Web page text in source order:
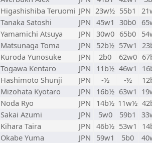
Higashishiba Teruomi JPN 23w½ 55b1
Tanaka Satoshi JPN 45w1 30b0
Yamamichi Atsuya JPN 30w0 65b0
Matsunaga Toma JPN 52b½ 57w1
Kuroda Yunosuke JPN 2b0 62w0
Togawa Kentaro JPN 11b½ 46w1
Hashimoto Shunji JPN -½ -½
Mizohata Kyotaro JPN 16b½ 63w1
Noda Ryo JPN 14b½ 11w½
Sakai Azumi JPN 5w0 59b1
Kihara Taira JPN 46b½ 53w1
Okabe Yuma JPN 59w1 5b0